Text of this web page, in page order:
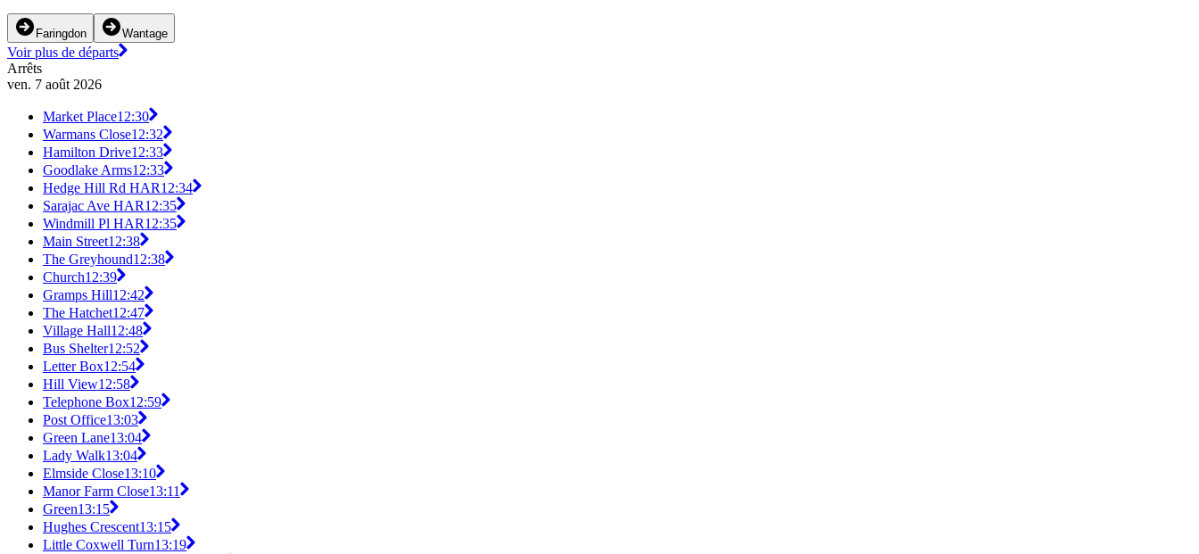
Faringdon Wantage
Voir plus de départs
Arrêts
ven. 7 août 2026
Market Place12:30
Warmans Close12:32
Hamilton Drive12:33
Goodlake Arms12:33
Hedge Hill Rd HAR12:34
Sarajac Ave HAR12:35
Windmill Pl HAR12:35
Main Street12:38
The Greyhound12:38
Church12:39
Gramps Hill12:42
The Hatchet12:47
Village Hall12:48
Bus Shelter12:52
Letter Box12:54
Hill View12:58
Telephone Box12:59
Post Office13:03
Green Lane13:04
Lady Walk13:04
Elmside Close13:10
Manor Farm Close13:11
Green13:15
Hughes Crescent13:15
Little Coxwell Turn13:19